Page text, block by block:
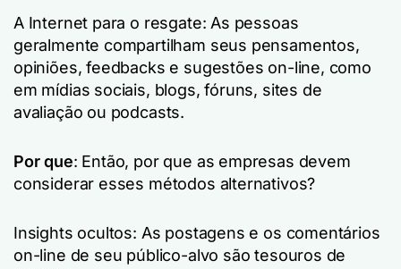
A Internet para o resgate: As pessoas
geralmente compartilham seus pensamentos,
opiniões, feedbacks e sugestões on-line, como
em mídias sociais, blogs, fóruns, sites de
avaliação ou podcasts.
Por que: Então, por que as empresas devem
considerar esses métodos alternativos?
Insights ocultos: As postagens e os comentários
on-line de seu público-alvo são tesouros de